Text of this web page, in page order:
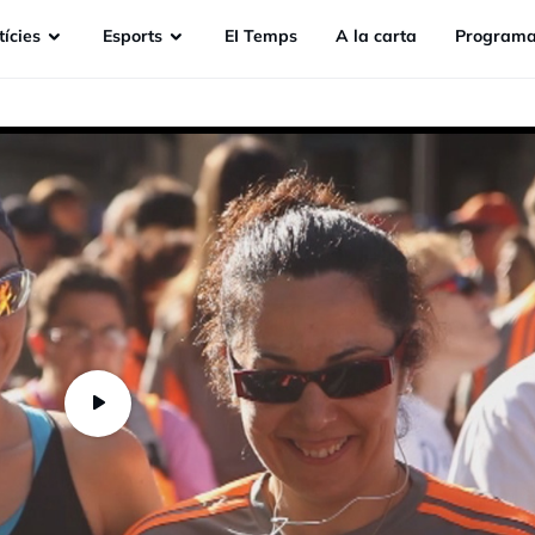
Esports EI Temps A la carta